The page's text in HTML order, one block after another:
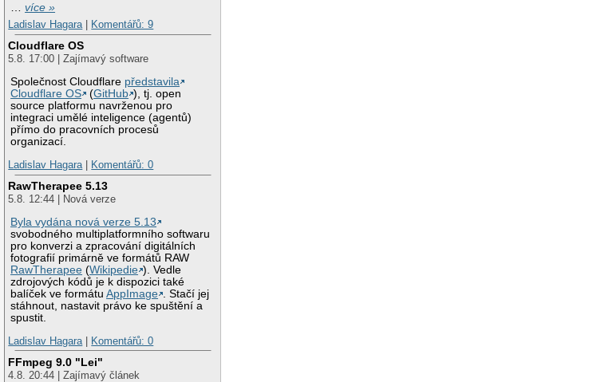
…více »
Ladislav Hagara| Komentářů: 9
Cloudflare OS
5.8. 17:00 | Zajímavý software
Společnost Cloudflare představila
Cloudflare OS
(GitHub ), tj. open
source platformu navrženou pro
integraci umělé inteligence (agentů)
přímo do pracovních procesů
organizací.
Ladislav Hagara| Komentářů: 0
RawTherapee 5.13
5.8. 12:44 | Nová verze
Byla vydána nová verze 5.13
svobodného multiplatformního softwaru
pro konverzi a zpracování digitálních
fotografií primárně ve formátů RAW
RawTherapee (Wikipedie ). Vedle
zdrojových kódů je k dispozici také
balíček ve formátuAppImage
. Stačí jej
stáhnout, nastavit právo ke spuštění a
spustit.
Ladislav Hagara| Komentářů: 0
FFmpeg 9.0 "Lei"
4.8. 20:44 | Zajímavý článek